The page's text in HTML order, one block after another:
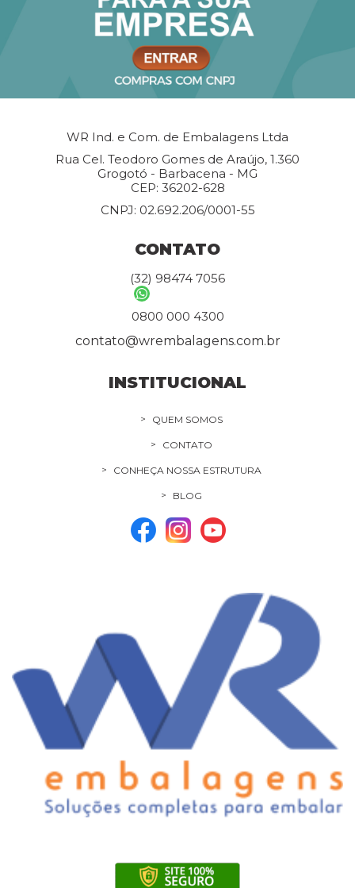
WR Ind. e Com. de Embalagens Ltda
Rua Cel. Teodoro Gomes de Araújo, 1.360
Grogotó - Barbacena - MG
CEP: 36202-628
CNPJ: 02.692.206/0001-55
CONTATO
(32) 98474 7056
0800 000 4300
contato@wrembalagens.com.br
INSTITUCIONAL
QUEM SOMOS
CONTATO
CONHEÇA NOSSA ESTRUTURA
BLOG